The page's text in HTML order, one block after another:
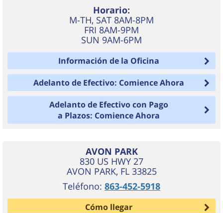
Horario:
M-TH, SAT 8AM-8PM
FRI 8AM-9PM
SUN 9AM-6PM
Información de la Oficina
Adelanto de Efectivo: Comience Ahora
Adelanto de Efectivo con Pago
a Plazos: Comience Ahora
AVON PARK
830 US HWY 27
AVON PARK, FL 33825
Teléfono: 863-452-5918
Cómo llegar